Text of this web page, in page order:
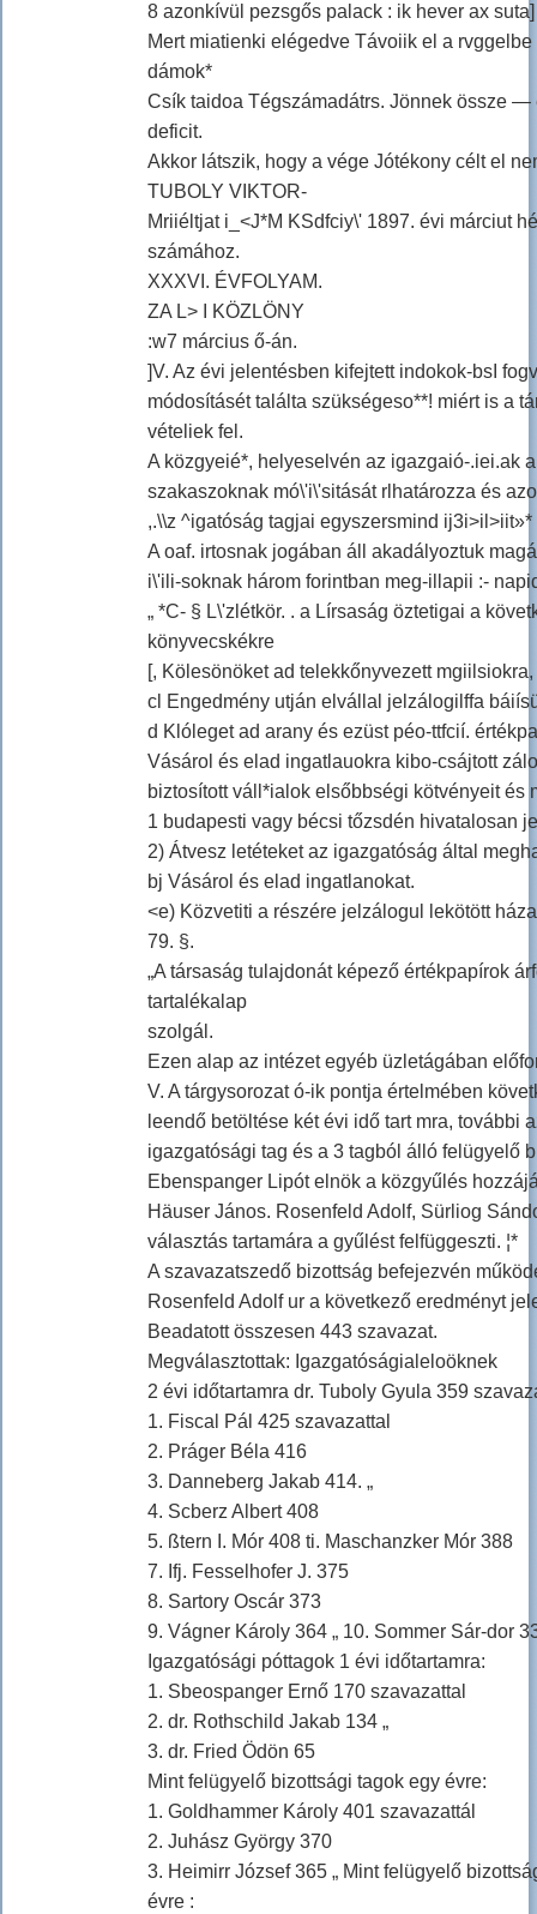
8 azonkívül pezsgős palack : ik hever ax
Mert miatienki elégedve Távoiik el a
dámok*
Csík taidoa Tégszámadátrs. Jönnek össze
deficit.
Akkor látszik, hogy a vége Jótékony célt el
TUBOLY VIKTOR-
Mriiéltjat i_<J*M KSdfciy\' 1897. évi márciut
számához.
XXXVI. ÉVFOLYAM.
ZA L> I KÖZLÖNY
:w7 március ő-án.
]V. Az évi jelentésben kifejtett indokok-bsI
módosításét találta szükségeso**! miért is a
vételiek fel.
A közgyeié*, helyeselvén az igazgaió-.iei.ak
szakaszoknak mó\'i\'sitását rlhatározza és
,.\\z ^igatóság tagjai egyszersmind ij3i>il>iit»*
A oaf. irtosnak jogában áll akadályoztuk
i\'ili-soknak három forintban meg-illapii :-
„ *C- § L\'zlétkör. . a Lírsaság öztetigai a
könyvecskékre
[, Kölesönöket ad telekkőnyvezett
cl Engedmény utján elvállal jelzálogilffa
d Klóleget ad arany és ezüst péo-ttfcií.
Vásárol és elad ingatlauokra kibo-csájtott
biztosított váll*ialok elsőbbségi kötvényeit és
1 budapesti vagy bécsi tőzsdén hivatalosan
2) Átvesz letéteket az igazgatóság által
bj Vásárol és elad ingatlanokat.
<e) Közvetiti a részére jelzálogul lekötött
79. §.
„A társaság tulajdonát képező értékpapírok
tartalékalap
szolgál.
Ezen alap az intézet egyéb üzletágában
V. A tárgysorozat ó-ik pontja értelmében
leendő betöltése két évi idő tart mra, további
igazgatósági tag és a 3 tagból álló felügyelő
Ebenspanger Lipót elnök a közgyűlés
Häuser János. Rosenfeld Adolf, Sürliog
választás tartamára a gyűlést felfüggeszti. ¦*
A szavazatszedő bizottság befejezvén
Rosenfeld Adolf ur a következő eredményt
Beadatott összesen 443 szavazat.
Megválasztottak: Igazgatóságialeloöknek
2 évi időtartamra dr. Tuboly Gyula 359
1. Fiscal Pál 425 szavazattal
2. Práger Béla 416
3. Danneberg Jakab 414. „
4. Scberz Albert 408
5. ßtern I. Mór 408 ti. Maschanzker Mór 388
7. Ifj. Fesselhofer J. 375
8. Sartory Oscár 373
9. Vágner Károly 364 „ 10. Sommer Sár-dor
Igazgatósági póttagok 1 évi időtartamra:
1. Sbeospanger Ernő 170 szavazattal
2. dr. Rothschild Jakab 134 „
3. dr. Fried Ödön 65
Mint felügyelő bizottsági tagok egy évre:
1. Goldhammer Károly 401 szavazattál
2. Juhász György 370
3. Heimirr József 365 „ Mint felügyelő
évre :